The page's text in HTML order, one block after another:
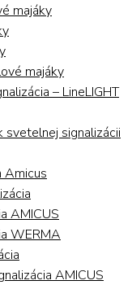
majáky
majáky
– LineLIGHT
svetelnej signalizácii
Amicus
AMICUS
WERMA
AMICUS